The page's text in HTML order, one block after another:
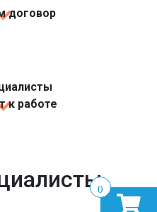
договор
к работе
0